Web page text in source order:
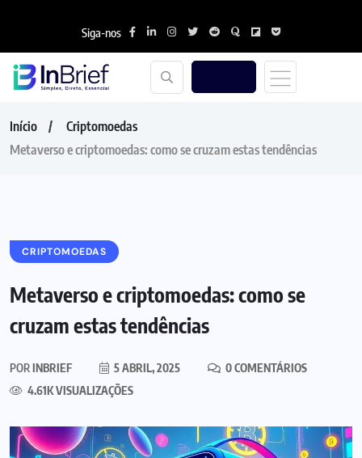
Siga-nos
Início
Criptomoedas
Metaverso e criptomoedas: como se cruzam estas tendências
CRIPTOMOEDAS
Metaverso e criptomoedas: como se
cruzam estas tendências
PORINBRIEF 5 ABRIL, 2025
0 COMENTÁRIOS
4.61K VISUALIZAÇÕES